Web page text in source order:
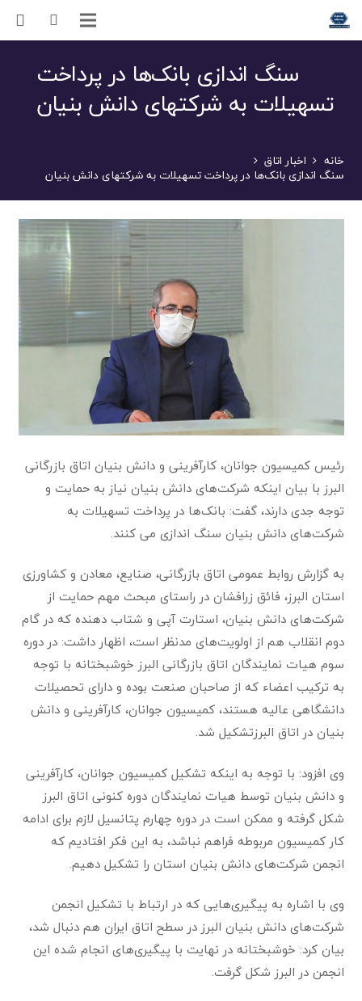
سنگ اندازی بانک‌ها در پرداخت
تسهیلات به شرکتهای دانش بنیان
خانه اخبار اتاق
سنگ اندازی بانک‌ها در پرداخت تسهیلات به شرکتهای دانش بنیان
رئیس کمیسیون جوانان، کارآفرینی و دانش بنیان اتاق بازرگانی
البرز با بیان اینکه شرکت‌های دانش بنیان نیاز به حمایت و
توجه جدی دارند، گفت: بانک‌ها در پرداخت تسهیلات به
شرکت‌های دانش بنیان سنگ اندازی می کنند.
به گزارش روابط عمومی اتاق بازرگانی، صنایع، معادن و کشاورزی
استان البرز، فائق زرافشان در راستای مبحث مهم حمایت از
شرکت‌های دانش بنیان، استارت آپی و شتاب دهنده که در گام
دوم انقلاب هم از اولویت‌های مدنظر است، اظهار داشت: در دوره
سوم هیات نمایندگان اتاق بازرگانی البرز خوشبختانه با توجه
به ترکیب اعضاء که از صاحبان صنعت بوده و دارای تحصیلات
دانشگاهی عالیه هستند، کمیسیون جوانان، کارآفرینی و دانش
بنیان در اتاق البرزتشکیل شد.
وی افزود: با توجه به اینکه تشکیل کمیسیون جوانان، کارآفرینی
و دانش بنیان توسط هیات نمایندگان دوره کنونی اتاق البرز
شکل گرفته و ممکن است در دوره چهارم پتانسیل لازم برای ادامه
کار کمیسیون مربوطه فراهم نباشد، به این فکر افتادیم که
انجمن شرکت‌های دانش بنیان استان را تشکیل دهیم.
وی با اشاره به پیگیری‌هایی که در ارتباط با تشکیل انجمن
شرکت‌های دانش بنیان البرز در سطح اتاق ایران هم دنبال شد،
بیان کرد: خوشبختانه در نهایت با پیگیری‌های انجام شده این
انجمن در البرز شکل گرفت.